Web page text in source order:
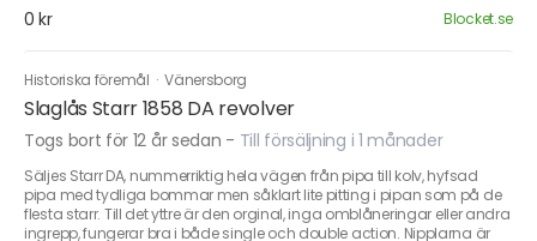
0 kr Blocket.se
Historiska föremål ·Vänersborg
Slaglås Starr 1858 DA revolver
Togs bort för 12 år sedan - Till försäljning i 1 månader
Säljes Starr DA, nummerriktig hela vägen från pipa till kolv, hyfsad
pipa med tydliga bommar men såklart lite pitting i pipan som på de
flesta starr. Till det yttre är den orginal, inga omblåneringar eller andra
ingrepp, fungerar bra i både single och double action. Nipplarna är